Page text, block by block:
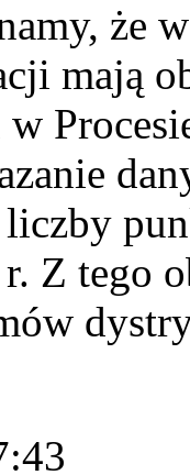
że
mają
w
Z tego